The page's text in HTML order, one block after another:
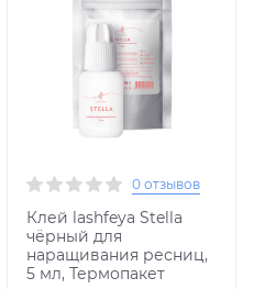
0 отзывов
Клей lashfeya Stella
чёрный для
наращивания ресниц,
5 мл, Термопакет